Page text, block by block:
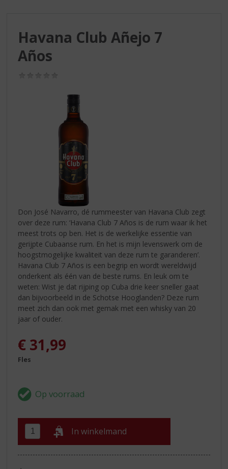
Havana Club Añejo 7
Años
Don José Navarro, dé rummeester van Havana Club zegt
over deze rum: ‘Havana Club 7 Años is de rum waar ik het
meest trots op ben. Het is de werkelijke essentie van
gerijpte Cubaanse rum. En het is mijn levenswerk om de
hoogstmogelijke kwaliteit van deze rum te garanderen’.
Havana Club 7 Años is een begrip en wordt wereldwijd
onderkent als één van de beste rums. En leuk om te
weten: Wist je dat rijping op Cuba drie keer sneller gaat
dan bijvoorbeeld in de Schotse Hooglanden? Deze rum
meet zich dan ook met gemak met een whisky van 20
jaar of ouder.
€ 31,99
Fles
In winkelmand